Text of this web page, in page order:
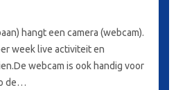
hangt een camera (webcam).
week live activiteit en
webcam is ook handig voor
de…